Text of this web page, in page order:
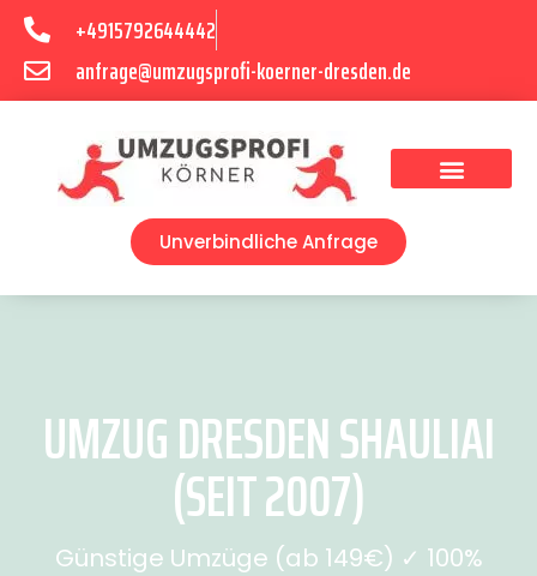
+4915792644442
anfrage@umzugsprofi-koerner-dresden.de
Unverbindliche Anfrage
UMZUG DRESDEN SHAULIAI
(SEIT 2007)
Günstige Umzüge (ab 149€) ✓ 100%